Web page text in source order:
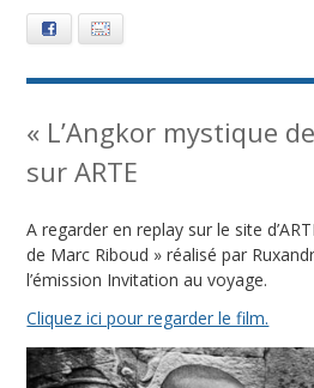
Facebook
« L’Angkor mystique
sur ARTE
A regarder en replay sur le site
de Marc Riboud » réalisé par
l’émission Invitation au voyage.
Cliquez ici pour regarder le film.